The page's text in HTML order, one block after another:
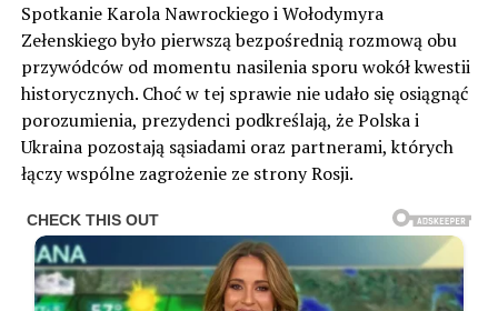
Spotkanie Karola Nawrockiego i Wołodymyra
Zełenskiego było pierwszą bezpośrednią rozmową obu
przywódców od momentu nasilenia sporu wokół kwestii
historycznych. Choć w tej sprawie nie udało się osiągnąć
porozumienia, prezydenci podkreślają, że Polska i
Ukraina pozostają sąsiadami oraz partnerami, których
łączy wspólne zagrożenie ze strony Rosji.